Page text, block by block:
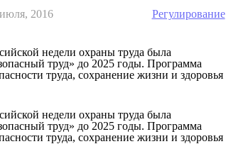
2016 Регулирование
недели охраны труда была
труд» до 2025 годы. Программа
труда, сохранение жизни и здоровья
недели охраны труда была
труд» до 2025 годы. Программа
труда, сохранение жизни и здоровья